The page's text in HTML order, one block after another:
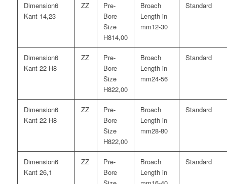
6
Kant 14,23
14,00
12-30
6
Kant 22 H8
22,00
24-56
6
Kant 22 H8
22,00
28-80
6
Kant 26,1